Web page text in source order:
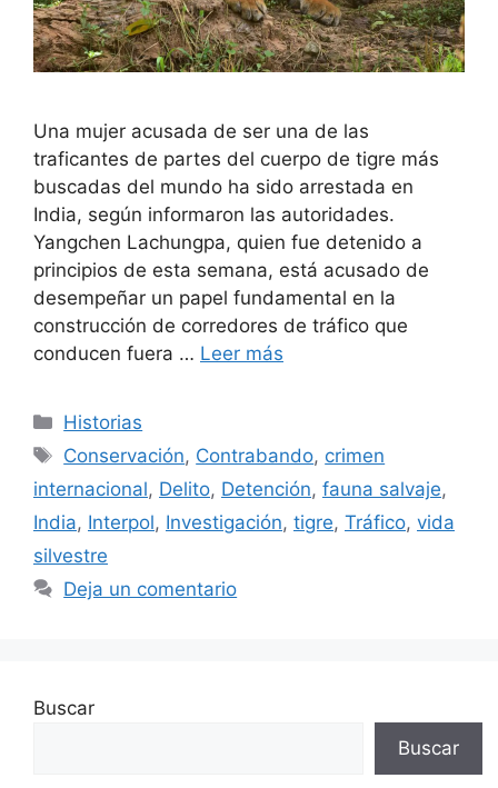
Una mujer acusada de ser una de las
traficantes de partes del cuerpo de tigre más
buscadas del mundo ha sido arrestada en
India, según informaron las autoridades.
Yangchen Lachungpa, quien fue detenido a
principios de esta semana, está acusado de
desempeñar un papel fundamental en la
construcción de corredores de tráfico que
conducen fuera … Leer más
Categorías
Historias
Etiquetas
Conservación, Contrabando, crimen
internacional, Delito, Detención, fauna salvaje,
India, Interpol, Investigación, tigre, Tráfico, vida
silvestre
Deja un comentario
Buscar
Buscar